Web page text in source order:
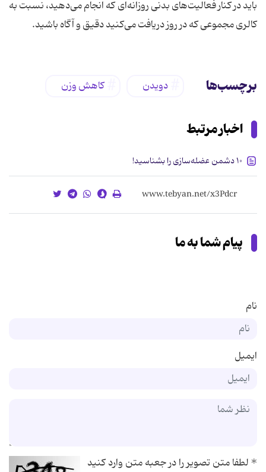
باید در کنار فعالیت‌های بدنی روزانه‌ای که انجام می‌دهید، نسبت به
کالری مجموعی که در روز دریافت می‌کنید دقیق و آگاه باشید.
برچسب‌ها دویدن کاهش وزن
اخبار مرتبط
۱۰ دشمن عضله‌سازی را بشناسید!
پیام شما به ما
نام
ایمیل
*لطفا متن تصویر را در جعبه متن وارد کنید